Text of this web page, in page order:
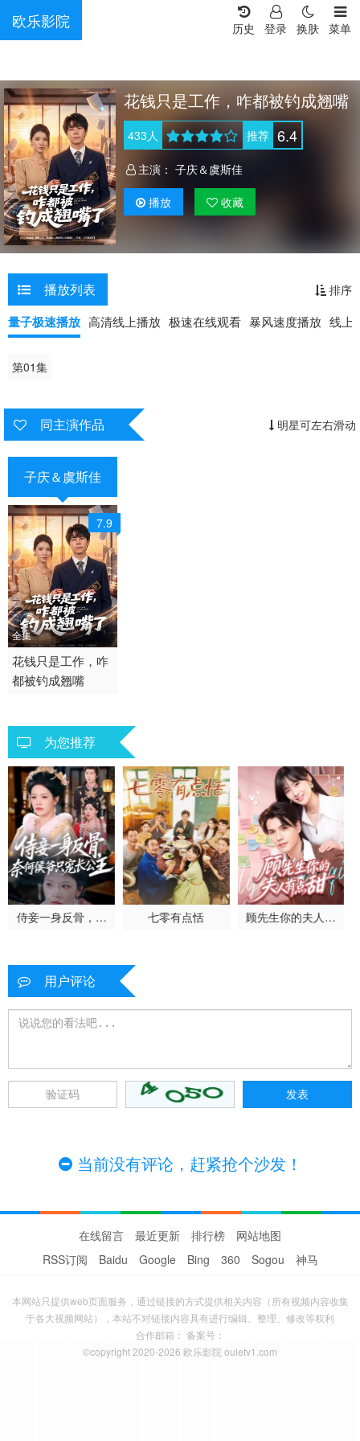
欧乐影院 菜单
换肤
登录
历史
花钱只是工作，咋都被钓成翘嘴
433人 推荐 6.4
主演： 子庆＆虞斯佳
播放 收藏
播放列表 排序
量子极速播放 高清线上播放 极速在线观看 暴风速度播放 线上
第01集
同主演作品 明星可左右滑动
子庆＆虞斯佳
7.9
全集
2026 / 中国大陆 /
短剧 女频恋爱 国产
花钱只是工作，咋
都被钓成翘嘴
为您推荐
侍妾一身反骨，奈
七零有点恬
顾先生你的夫人有
用户评论
当前没有评论，赶紧抢个沙发！
在线留言 最近更新 排行榜
网站地图
RSS订阅
Baidu Google Bing 360 Sogou 神马
本网站只提供web页面服务，通过链接的方式提供相关内容（所有视频内容收集
于各大视频网站），本站不对链接内容具有进行编辑、整理、修改等权利
合作邮箱： 备案号：
©copyright 2020-2026 欧乐影院 ouletv1.com